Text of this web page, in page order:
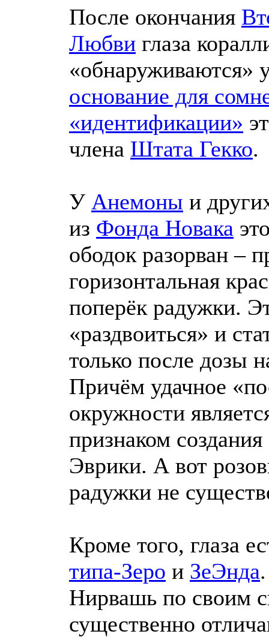
После окончания
Любви глаза
«обнаруживаются»
основание для
«идентификации»
члена Штата Гекко.
У Анемоны и
из Фонда Новака
ободок разорван –
горизонтальная
поперёк радужки.
«раздвоиться» и
только после дозы
Причём удачное
окружности
признаком
Эврики. А вот
радужки не
Кроме того, глаза
типа-Зеро и ЗеЭнда
Нирвашь по своим
существенно